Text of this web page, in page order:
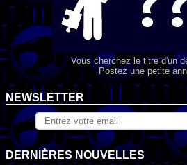
Vous cherchez le titre d'un
Postez une petite
NEWSLETTER
DERNIÈRES NOUVELLES